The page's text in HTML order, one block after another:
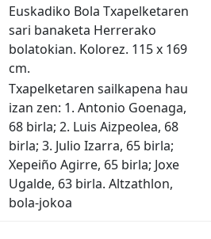
Euskadiko Bola Txapelketaren
sari banaketa Herrerako
bolatokian. Kolorez. 115 x 169
cm.
Txapelketaren sailkapena hau
izan zen: 1. Antonio Goenaga,
68 birla; 2. Luis Aizpeolea, 68
birla; 3. Julio Izarra, 65 birla;
Xepeiño Agirre, 65 birla; Joxe
Ugalde, 63 birla. Altzathlon,
bola-jokoa